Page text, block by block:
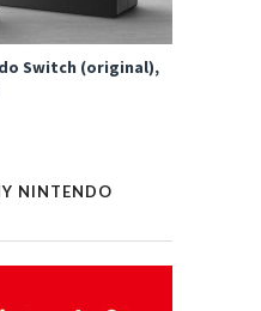
Switch (original),
NINTENDO